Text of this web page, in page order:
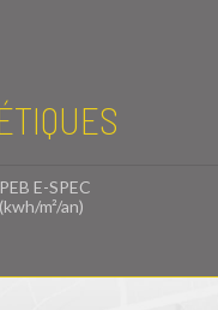
PEB E-SPEC
(kwh/m²/an)